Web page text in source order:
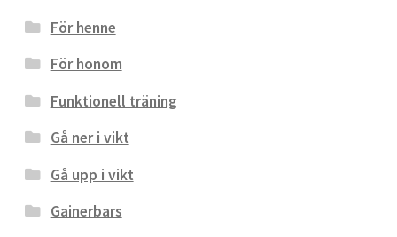
För henne
För honom
Funktionell träning
Gå ner i vikt
Gå upp i vikt
Gainerbars